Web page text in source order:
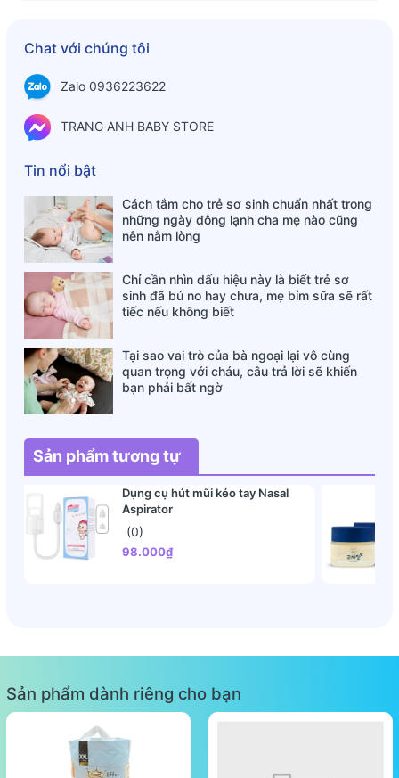
Chat với chúng tôi
Zalo 0936223622
TRANG ANH BABY STORE
Tin nổi bật
Cách tắm cho trẻ sơ sinh chuẩn nhất trong
những ngày đông lạnh cha mẹ nào cũng
nên nằm lòng
Chỉ cần nhìn dấu hiệu này là biết trẻ sơ
sinh đã bú no hay chưa, mẹ bỉm sữa sẽ rất
tiếc nếu không biết
Tại sao vai trò của bà ngoại lại vô cùng
quan trọng với cháu, câu trả lời sẽ khiến
bạn phải bất ngờ
Sản phẩm tương tự
Dụng cụ hút mũi kéo tay Nasal
Aspirator
(0)
98.000₫
Sản phẩm dành riêng cho bạn